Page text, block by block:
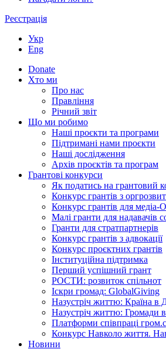
Реєстрація
Укр
Eng
Donate
Хто ми
Про нас
Правління
Річний звіт
Що ми робимо
Наші проєкти та програми
Підтримані нами проєкти
Наші дослідження
Архів проєктів та програм
Грантові конкурси
Як податись на грантовий
Конкурс грантів з
Конкурс грантів для медіа-
Малі гранти для надавачів
Гранти для стратпартнерів
Конкурс грантів з адвокації
Конкурс проєктних грантів
Інституційна підтримка
Перший успішний грант
РОСТИ: розвиток спільнот
Іскри громад: GlobalGiving
Назустріч життю: Країна в
Назустріч життю: Громади в
Платформи співпраці
Конкурс Навколо життя.
Новини